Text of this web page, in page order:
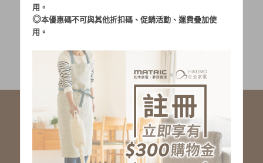
社群服務連結
線上客服 LINE 歡迎加入 <LINE ID: @matric.jp>
線上客服 Facebook 歡迎加入
用。
◎本優惠碼不可與其他折扣碼、促銷活動、運費疊加使
用。